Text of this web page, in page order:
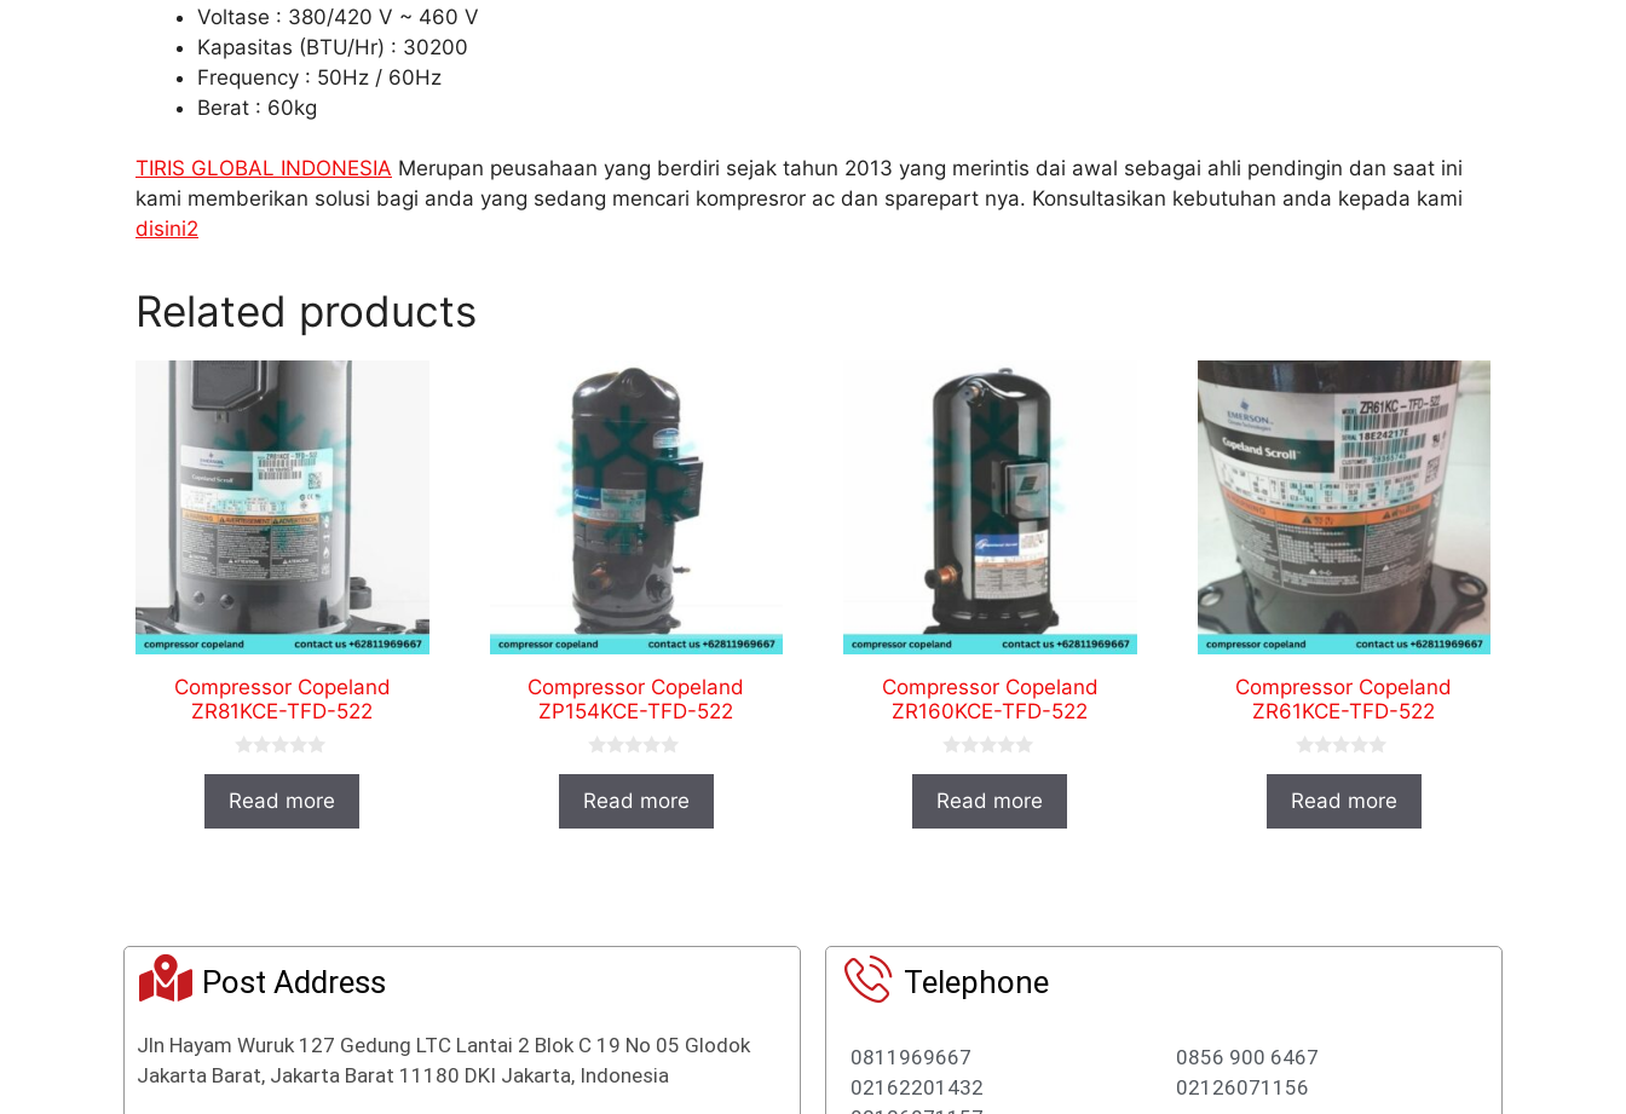
Voltase : 380/420 V ~ 460 V
Kapasitas (BTU/Hr) : 30200
Frequency : 50Hz / 60Hz
Berat : 60kg
TIRIS GLOBAL INDONESIA Merupan peusahaan yang berdiri sejak tahun 2013 yang merintis dai awal sebagai ahli pendingin dan saat ini
kami memberikan solusi bagi anda yang sedang mencari kompresror ac dan sparepart nya. Konsultasikan kebutuhan anda kepada kami
disini2
Related products
Compressor Copeland
ZR81KCE-TFD-522
u
Read more
Compressor Copeland
ZP154KCE-TFD-522
u
Read more
Compressor Copeland
ZR160KCE-TFD-522
u
Read more
Compressor Copeland
ZR61KCE-TFD-522
u
Read more
Post Address
Jln Hayam Wuruk 127 Gedung LTC Lantai 2 Blok C 19 No 05 Glodok
Jakarta Barat, Jakarta Barat 11180 DKI Jakarta, Indonesia
Telephone
0811969667
02162201432
0856 900 6467
02126071156